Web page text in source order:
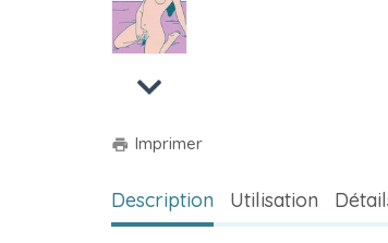
Next
print Imprimer
Description Utilisation